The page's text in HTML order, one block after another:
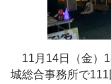
11月14日（金）
城総合事務所で